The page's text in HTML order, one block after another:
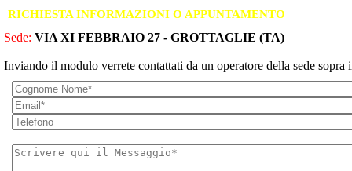
RICHIESTA INFORMAZIONI O APPUNTAMENTO
Sede: VIA XI FEBBRAIO 27 - GROTTAGLIE (TA)
Inviando il modulo verrete contattati da un operatore della sede sopra